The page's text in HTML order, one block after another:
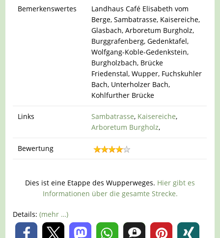
Bemerkenswertes
Landhaus Café Elisabeth vom
Berge, Sambatrasse, Kaisereiche,
Glasbach, Arboretum Burgholz,
Burggrafenberg, Gedenktafel,
Wolfgang-Koble-Gedenkstein,
Burgholzbach, Brücke
Friedenstal, Wupper, Fuchskuhler
Bach, Unterholzer Bach,
Kohlfurther Brücke
Links Sambatrasse, Kaisereiche,
Arboretum Burgholz,
Bewertung
Dies ist eine Etappe des Wupperweges. Hier gibt es
Informationen über die gesamte Strecke.
Details:(mehr …)
0